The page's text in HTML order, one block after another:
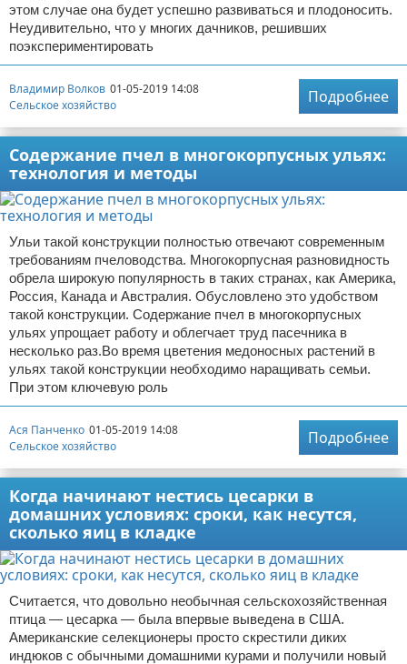
этом случае она будет успешно развиваться и плодоносить.
Неудивительно, что у многих дачников, решивших
поэкспериментировать
Владимир Волков 01-05-2019 14:08
Сельское хозяйство
Подробнее
Содержание пчел в многокорпусных ульях:
технология и методы
Ульи такой конструкции полностью отвечают современным
требованиям пчеловодства. Многокорпусная разновидность
обрела широкую популярность в таких странах, как Америка,
Россия, Канада и Австралия. Обусловлено это удобством
такой конструкции. Содержание пчел в многокорпусных
ульях упрощает работу и облегчает труд пасечника в
несколько раз.Во время цветения медоносных растений в
ульях такой конструкции необходимо наращивать семьи.
При этом ключевую роль
Ася Панченко 01-05-2019 14:08
Сельское хозяйство
Подробнее
Когда начинают нестись цесарки в
домашних условиях: сроки, как несутся,
сколько яиц в кладке
Считается, что довольно необычная сельскохозяйственная
птица — цесарка — была впервые выведена в США.
Американские селекционеры просто скрестили диких
индюков с обычными домашними курами и получили новый